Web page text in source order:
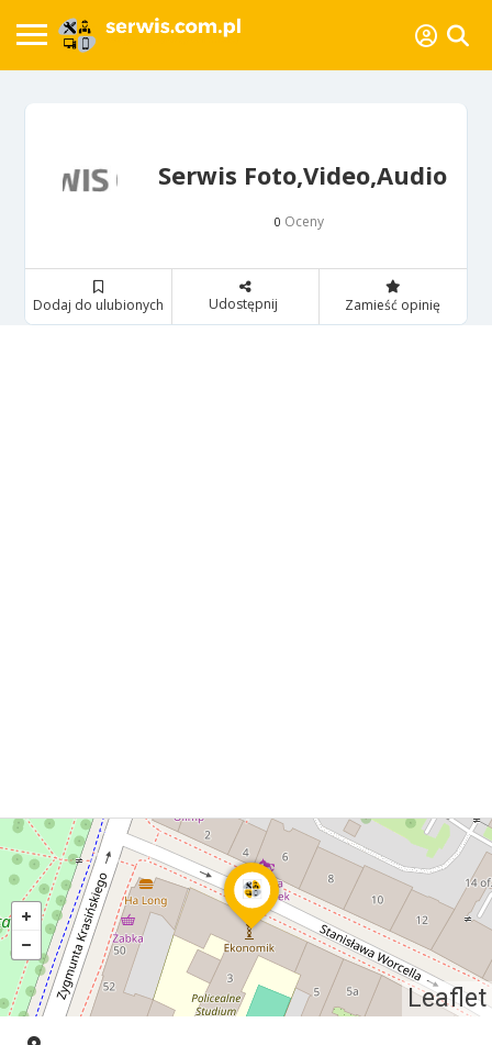
Serwis Foto,Video,Audio
0 Oceny
Dodaj do ulubionych Udostępnij Zamieść opinię
Leaflet